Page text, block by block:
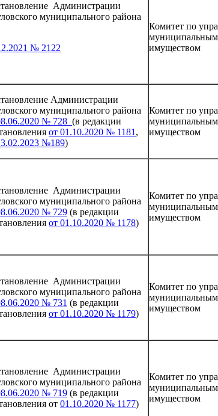
Администрации
муниципального района
№ 2122
Комитет по
муниципальным
имуществом
Администрации
муниципального района
№ 728 (в редакции
от 01.10.2020 № 1181 ,
№189)
Комитет по
муниципальным
имуществом
Администрации
муниципального района
№ 729 (в редакции
от 01.10.2020 № 1178)
Комитет по
муниципальным
имуществом
Администрации
муниципального района
№ 731 (в редакции
от 01.10.2020 № 1179)
Комитет по
муниципальным
имуществом
Администрации
муниципального района
№ 719 (в редакции
от 01.10.2020 № 1177)
Комитет по
муниципальным
имуществом